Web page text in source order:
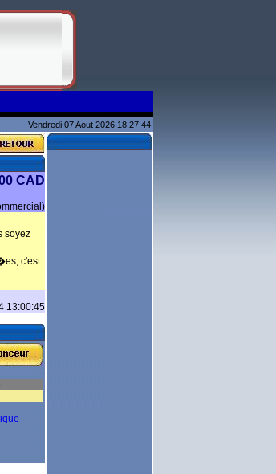
Vendredi 07 Aout 2026 18:27:44
CAD
soyez
c'est
13:00:45